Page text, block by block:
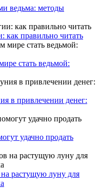
ведьма: методы
как правильно читать
стать ведьмой:
в привлечении денег:
удачно продать
растущую луну для